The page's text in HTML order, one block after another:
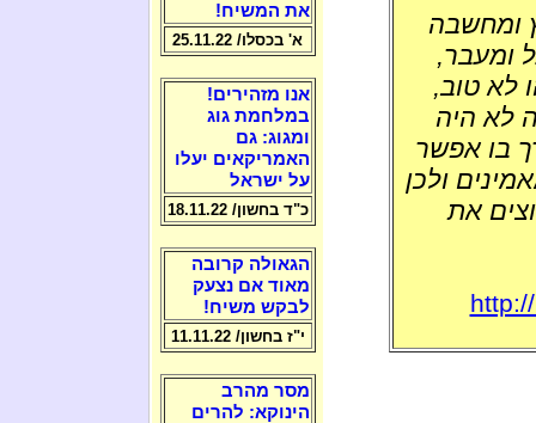
ומחשבה
ומעבר,
לא טוב,
לא היה
בו אפשר
ולכן
את
את המשיח!
א' בכסלו/ 25.11.22
אנו מזהירים!
במלחמת גוג
ומגוג: גם
האמריקאים יעלו
על ישראל
כ"ד בחשון/ 18.11.22
הגאולה קרובה
מאוד אם נצעק
לבקש משיח!
י"ז בחשון/ 11.11.22
מסר מהרב
הינוקא: להרים